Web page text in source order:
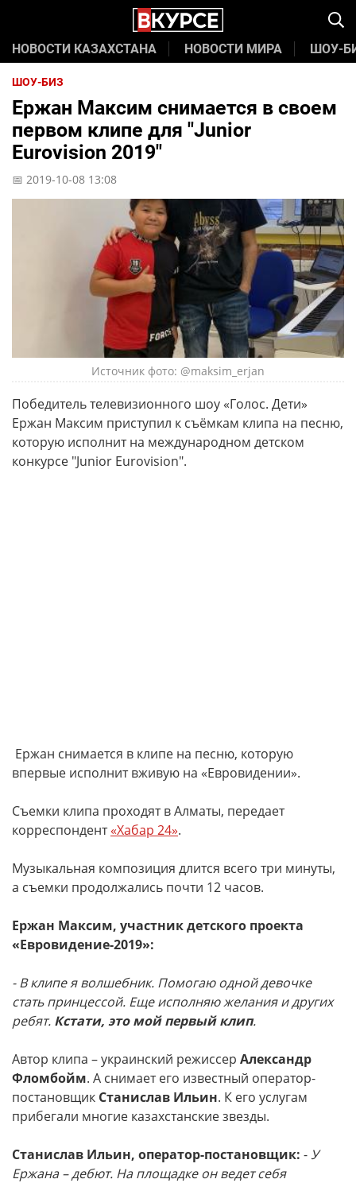
НОВОСТИ КАЗАХСТАНА НОВОСТИ МИРА ШОУ-
ШОУ-БИЗ
Ержан Максим снимается в своем
первом клипе для "Junior
Eurovision 2019"
📅 2019-10-08 13:08
Источник фото: @maksim_erjan
Победитель телевизионного шоу «Голос. Дети»
Ержан Максим приступил к съёмкам клипа на песню,
которую исполнит на международном детском
конкурсе "Junior Eurovision".
Ержан снимается в клипе на песню, которую
впервые исполнит вживую на «Евровидении».
Съемки клипа проходят в Алматы, передает
корреспондент«Хабар 24».
Музыкальная композиция длится всего три минуты,
а съемки продолжались почти 12 часов.
Ержан Максим, участник детского проекта
«Евровидение-2019»:
- В клипе я волшебник. Помогаю одной девочке
стать принцессой. Еще исполняю желания и других
ребят. Кстати, это мой первый клип.
Автор клипа – украинский режиссер Александр
Фломбойм. А снимает его известный оператор-
постановщик Станислав Ильин. К его услугам
прибегали многие казахстанские звезды.
Станислав Ильин, оператор-постановщик: - У
Ержана – дебют. На площадке он ведет себя